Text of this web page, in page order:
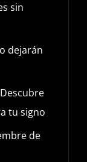
sin
dejarán
tu signo
de